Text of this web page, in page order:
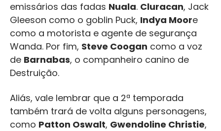
emissários das fadas Nuala. Cluracan, Jack
Gleeson como o goblin Puck, Indya Moore
como a motorista e agente de segurança
Wanda. Por fim, Steve Coogan como a voz
de Barnabas, o companheiro canino de
Destruição.
Aliás, vale lembrar que a 2ª temporada
também trará de volta alguns personagens,
como Patton Oswalt, Gwendoline Christie,